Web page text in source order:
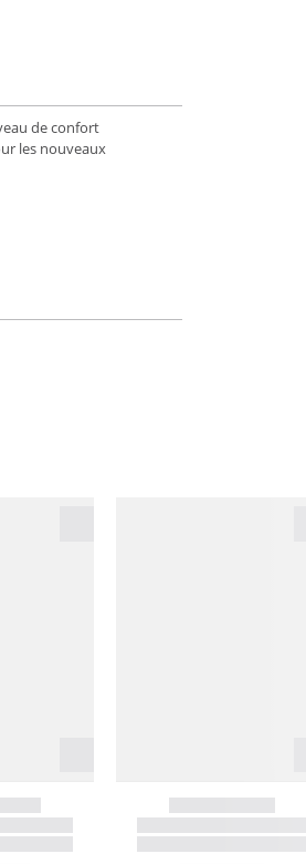
de confort
les nouveaux